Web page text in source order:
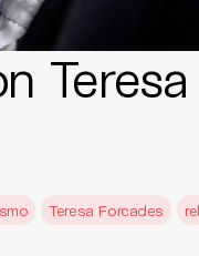
Teresa
Teresa Forcades